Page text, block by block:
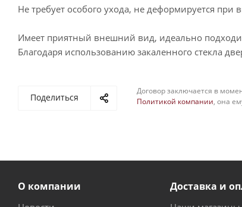
Не требует особого ухода, не деформируется при
Имеет приятный внешний вид, идеально
Благодаря использованию закаленного стекла
Поделиться
Договор заключается в
Политикой компании, она
О компании Доставка и